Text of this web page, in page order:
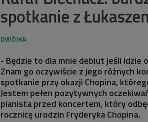
spotkanie z
- Będzie to dla mnie debiut jeśli idzie
Znam go oczywiście z jego różnych
spotkanie przy okazji Chopina,
Jestem pełen pozytywnych
pianista przed koncertem, który
rocznicę urodzin Fryderyka Chopina.